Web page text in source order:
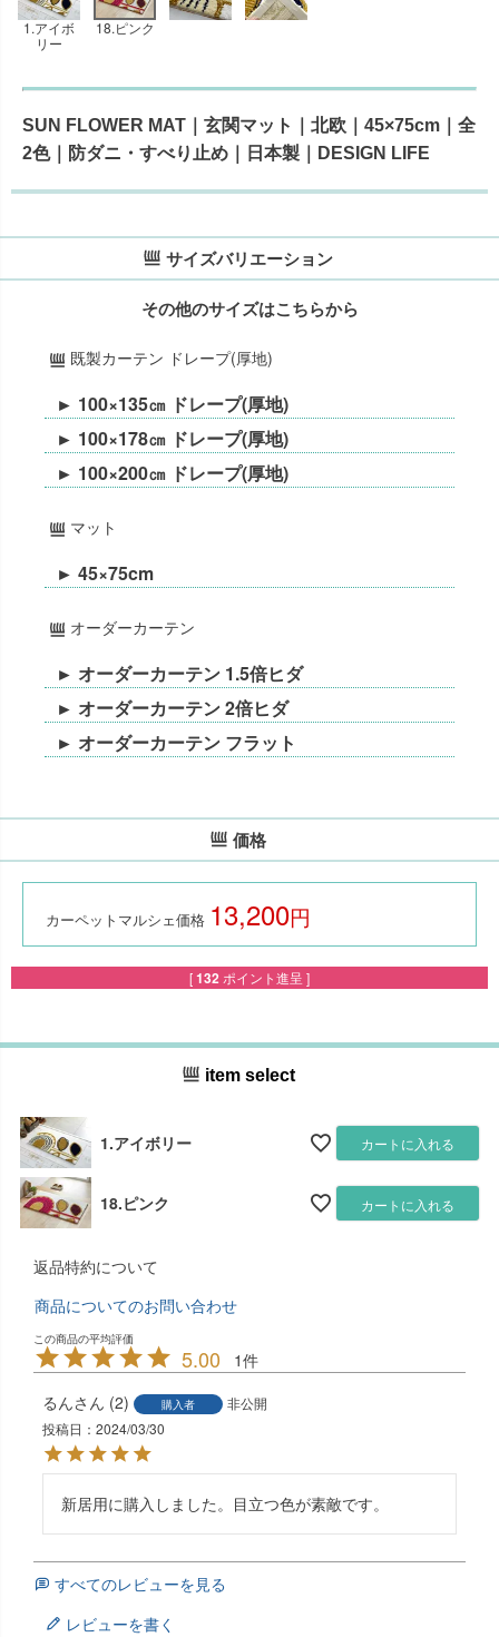
1.アイボ
リー
18.ピンク
SUN FLOWER MAT｜玄関マット｜北欧｜45×75cm｜全
2色｜防ダニ・すべり止め｜日本製｜DESIGN LIFE
サイズバリエーション
その他のサイズはこちらから
既製カーテン ドレープ(厚地)
► 100×135㎝ ドレープ(厚地)
► 100×178㎝ ドレープ(厚地)
► 100×200㎝ ドレープ(厚地)
マット
► 45×75cm
オーダーカーテン
► オーダーカーテン 1.5倍ヒダ
► オーダーカーテン 2倍ヒダ
► オーダーカーテン フラット
価格
カーペットマルシェ価格 13,200
[132ポイント進呈 ]
item select
1.アイボリー カートに入れる
18.ピンク カートに入れる
返品特約について
商品についてのお問い合わせ
5.00
1
るん
2 購入者
非公開
投稿日
2024/03/30
新居用に購入しました。目立つ色が素敵です。
すべてのレビューを見る
レビューを書く